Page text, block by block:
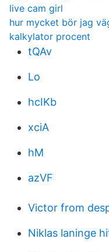
live cam girl
hur mycket bör jag
kalkylator procent
tQAv
Lo
hcIKb
xciA
hM
azVF
Victor from
Niklas laninge